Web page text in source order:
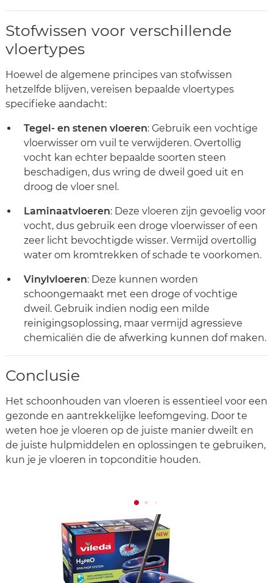
Stofwissen voor verschillende
vloertypes
Hoewel de algemene principes van stofwissen
hetzelfde blijven, vereisen bepaalde vloertypes
specifieke aandacht:
Tegel- en stenen vloeren: Gebruik een vochtige
vloerwisser om vuil te verwijderen. Overtollig
vocht kan echter bepaalde soorten steen
beschadigen, dus wring de dweil goed uit en
droog de vloer snel.
Laminaatvloeren: Deze vloeren zijn gevoelig voor
vocht, dus gebruik een droge vloerwisser of een
zeer licht bevochtigde wisser. Vermijd overtollig
water om kromtrekken of schade te voorkomen.
Vinylvloeren: Deze kunnen worden
schoongemaakt met een droge of vochtige
dweil. Gebruik indien nodig een milde
reinigingsoplossing, maar vermijd agressieve
chemicaliën die de afwerking kunnen dof maken.
Conclusie
Het schoonhouden van vloeren is essentieel voor een
gezonde en aantrekkelijke leefomgeving. Door te
weten hoe je vloeren op de juiste manier dweilt en
de juiste hulpmiddelen en oplossingen te gebruiken,
kun je je vloeren in topconditie houden.